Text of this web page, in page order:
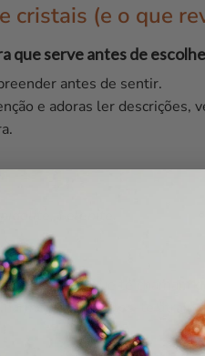
cristais (e o que
que serve antes de
antes de sentir.
e adoras ler descrições,
forma”
Os cristais que te chamam
Sentes-te atraída